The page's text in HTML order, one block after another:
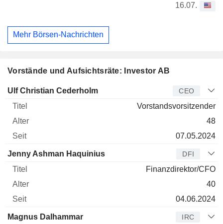
16.07.
Mehr Börsen-Nachrichten
Vorstände und Aufsichtsräte: Investor AB
Manager Titel Alter Seit
Ulf Christian Cederholm CEO
Vorstandsvorsitzender
48
07.05.2024
Jenny Ashman Haquinius DFI
Finanzdirektor/CFO
40
04.06.2024
Magnus Dalhammar IRC